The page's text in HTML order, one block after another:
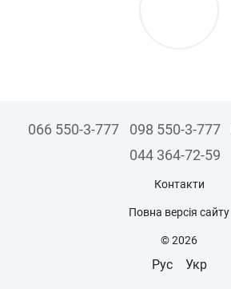
066 550-3-777 098 550-3-777
044 364-72-59
Контакти
Повна версія сайту
© 2026
Рус Укр